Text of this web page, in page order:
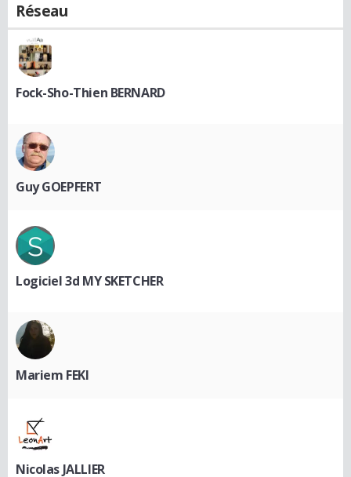
Réseau
Fock-Sho-Thien BERNARD
Guy GOEPFERT
Logiciel 3d MY SKETCHER
Mariem FEKI
Nicolas JALLIER